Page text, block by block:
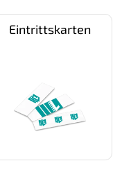
Eintrittskarten